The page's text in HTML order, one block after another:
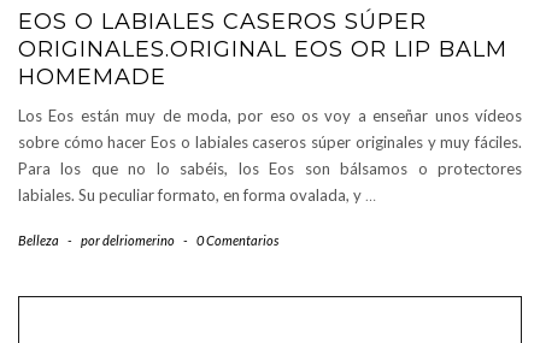
EOS O LABIALES CASEROS SÚPER
ORIGINALES.ORIGINAL EOS OR LIP BALM
HOMEMADE
Los Eos están muy de moda, por eso os voy a enseñar unos vídeos
sobre cómo hacer Eos o labiales caseros súper originales y muy fáciles.
Para los que no lo sabéis, los Eos son bálsamos o protectores
labiales. Su peculiar formato, en forma ovalada, y …
Belleza - pordelriomerino - 0 Comentarios